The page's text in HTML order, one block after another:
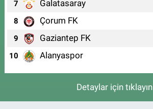
7 Galatasaray
8 Çorum FK
9 Gaziantep FK
10 Alanyaspor
Detaylar için tıklayın